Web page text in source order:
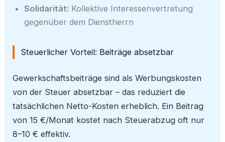
Solidarität: Kollektive Interessenvertretung
gegenüber dem Dienstherrn
Steuerlicher Vorteil: Beiträge absetzbar
Gewerkschaftsbeiträge sind als Werbungskosten
von der Steuer absetzbar – das reduziert die
tatsächlichen Netto-Kosten erheblich. Ein Beitrag
von 15 €/Monat kostet nach Steuerabzug oft nur
8–10 € effektiv.